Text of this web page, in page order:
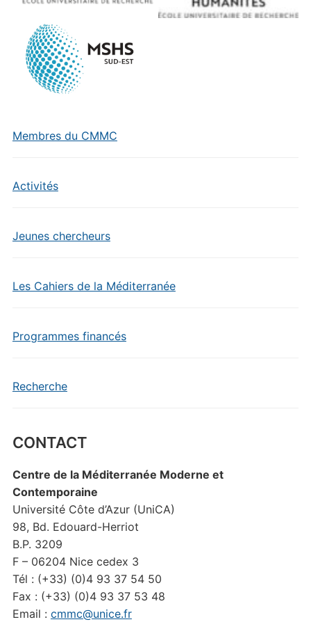
Membres du CMMC
Activités
Jeunes chercheurs
Les Cahiers de la Méditerranée
Programmes financés
Recherche
CONTACT
Centre de la Méditerranée Moderne et
Contemporaine
Université Côte d’Azur (UniCA)
98, Bd. Edouard-Herriot
B.P. 3209
F – 06204 Nice cedex 3
Tél : (+33) (0)4 93 37 54 50
Fax : (+33) (0)4 93 37 53 48
Email : cmmc@unice.fr